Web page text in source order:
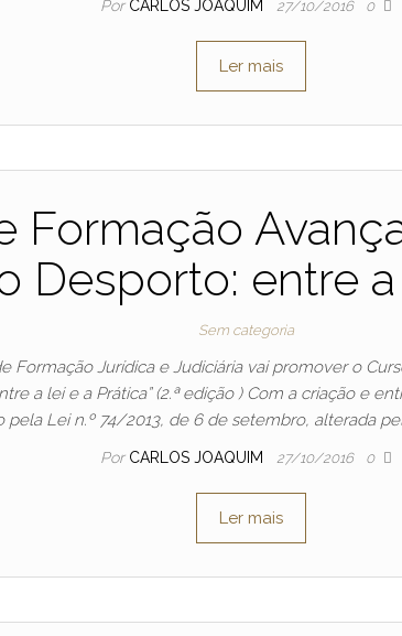
Por CARLOS JOAQUIM 27/10/2016 0
Ler mais
Formação
Desporto: entre a
Sem categoria
Formação Jurídica e Judiciária vai promover o
a lei e a Prática” (2.ª edição ) Com a criação e
pela Lei n.º 74/2013, de 6 de setembro, alterada
Por CARLOS JOAQUIM 27/10/2016 0
Ler mais